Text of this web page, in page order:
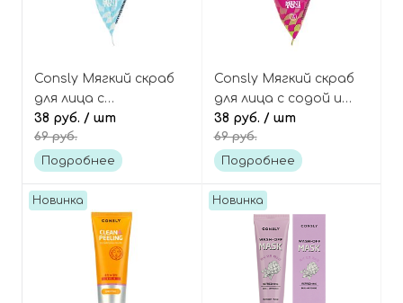
Consly Мягкий скраб
для лица с
гиалуроновой
кислотой и содой
(пирамидка), Mini To Go
Hyaluronic Acid Pore
38 руб. / шт
69 руб.
Подробнее
Consly Мягкий скраб
для лица с содой и
коллагеном
(пирамидка), Mini To Go
Baking Soda &
38 руб. / шт
69 руб.
Подробнее
Новинка Новинка